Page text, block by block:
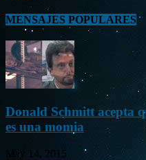
MENSAJES POPULARES
Donald Schmitt acepta
es una momia
May 14, 2015